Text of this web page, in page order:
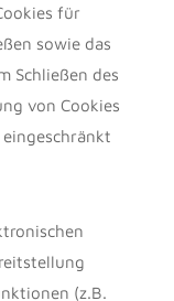
für
sowie das
Schließen des
von Cookies
(z.B.